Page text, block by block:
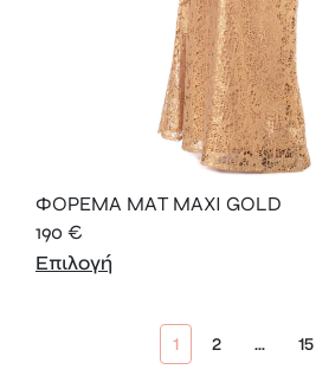
ΦΟΡΕΜΑ ΜΑΤ ΜΑXI GOLD
190 €
Επιλογή
1 2 … 15